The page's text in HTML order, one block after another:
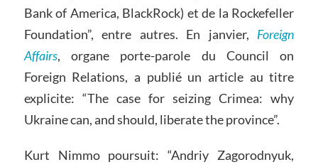
Bank of America, BlackRock) et de la Rockefeller
Foundation”, entre autres. En janvier, Foreign
Affairs, organe porte-parole du Council on
Foreign Relations, a publié un article au titre
explicite: “The case for seizing Crimea: why
Ukraine can, and should, liberate the province”.
Kurt Nimmo poursuit: “Andriy Zagorodnyuk,